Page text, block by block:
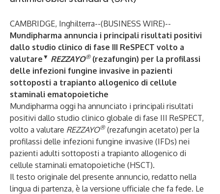
CAMBRIDGE, Inghilterra--(BUSINESS WIRE)--
Mundipharma annuncia i principali risultati positivi
dallo studio clinico di fase III ReSPECT volto a
valutare ▼ REZZAYO® (rezafungin) per la profilassi
delle infezioni fungine invasive in pazienti
sottoposti a trapianto allogenico di cellule
staminali ematopoietiche
Mundipharma oggi ha annunciato i principali risultati
positivi dallo studio clinico globale di fase III ReSPECT,
volto a valutare REZZAYO® (rezafungin acetato) per la
profilassi delle infezioni fungine invasive (IFDs) nei
pazienti adulti sottoposti a trapianto allogenico di
cellule staminali ematopoietiche (HSCT).
Il testo originale del presente annuncio, redatto nella
lingua di partenza, è la versione ufficiale che fa fede. Le